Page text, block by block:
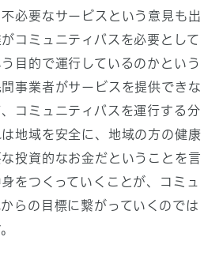
必要なサービスという意見も出
コミュニティバスを必要として
目的で運行しているのかという
事業者がサービスを提供できな
コミュニティバスを運行する分
地域を安全に、地域の方の健康
投資的なお金だということを言
をつくっていくことが、コミュ
らの目標に繋がっていくのでは